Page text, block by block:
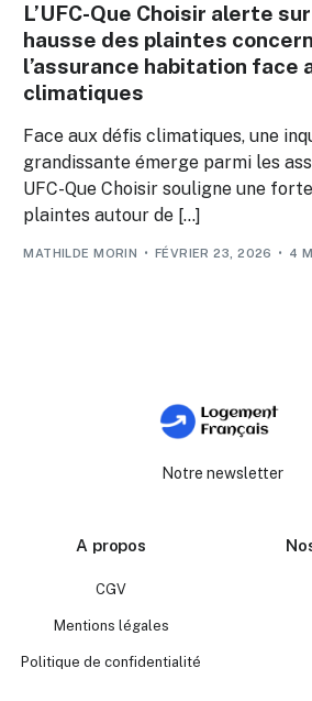
L’UFC-Que Choisir alerte
hausse des plaintes
l’assurance habitation face
climatiques
Face aux défis climatiques, une
grandissante émerge parmi les
UFC-Que Choisir souligne une
plaintes autour de […]
MATHILDE MORIN FÉVRIER 23, 2026 4
Notre newsletter
A propos
CGV
Mentions légales
Politique de confidentialité